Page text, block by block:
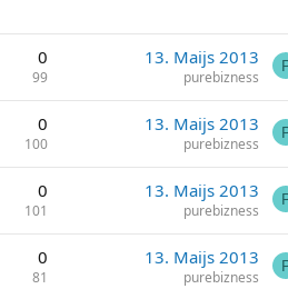
0
99
13. Maijs 2013
purebizness
0
100
13. Maijs 2013
purebizness
0
101
13. Maijs 2013
purebizness
0
81
13. Maijs 2013
purebizness